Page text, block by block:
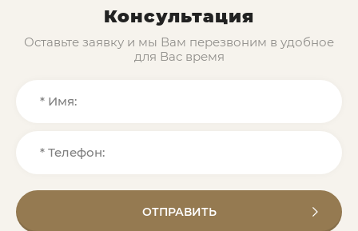
Консультация
Оставьте заявку и мы Вам перезвоним в удобное
для Вас время
ОТПРАВИТЬ